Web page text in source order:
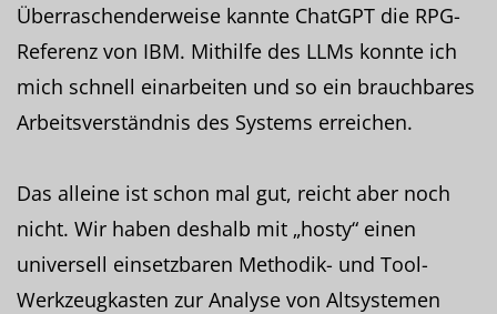
Überraschenderweise kannte ChatGPT die RPG-
Referenz von IBM. Mithilfe des LLMs konnte ich
mich schnell einarbeiten und so ein brauchbares
Arbeitsverständnis des Systems erreichen.
Das alleine ist schon mal gut, reicht aber noch
nicht. Wir haben deshalb mit „hosty“ einen
universell einsetzbaren Methodik- und Tool-
Werkzeugkasten zur Analyse von Altsystemen